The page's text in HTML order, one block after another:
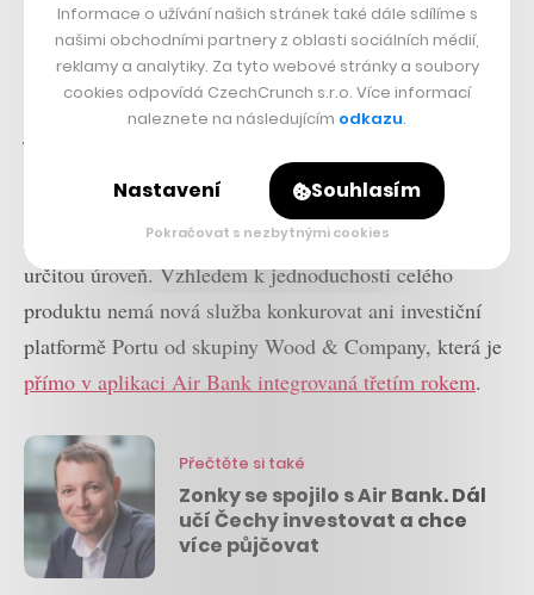
Proto hned při spuštění bude v nabídce jen omezený
počet titulů, stejně jako nebudou k dispozici žádné
velké detaily o jednotlivých akciích, jako je graf vývoje
jejich ceny či další ukazatele jako tržní hodnota,
dividendový výnos či P/E poměr. Dostupné minimálně
při startu nebudou ani pokročilé instrukce pro nákup či
prodej například v situaci, kdy cena akcie klesne pod
určitou úroveň. Vzhledem k jednoduchosti celého
produktu nemá nová služba konkurovat ani investiční
platformě Portu od skupiny Wood & Company, která je
přímo v aplikaci Air Bank integrovaná třetím rokem.
Přečtěte si také
Zonky se spojilo s Air Bank. Dál
učí Čechy investovat a chce
více půjčovat
Informace o užívání našich stránek také dále sdílíme s
našimi obchodními partnery z oblasti sociálních médií,
reklamy a analytiky. Za tyto webové stránky a soubory
cookies odpovídá CzechCrunch s.r.o. Více informací
naleznete na následujícím odkazu.
Nastavení Souhlasím
Pokračovat s nezbytnými cookies